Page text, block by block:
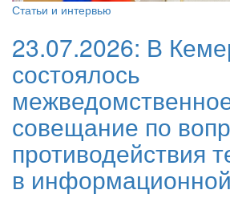
Статьи и интервью
23.07.2026: В
состоялось
совещание по
противодействия
в